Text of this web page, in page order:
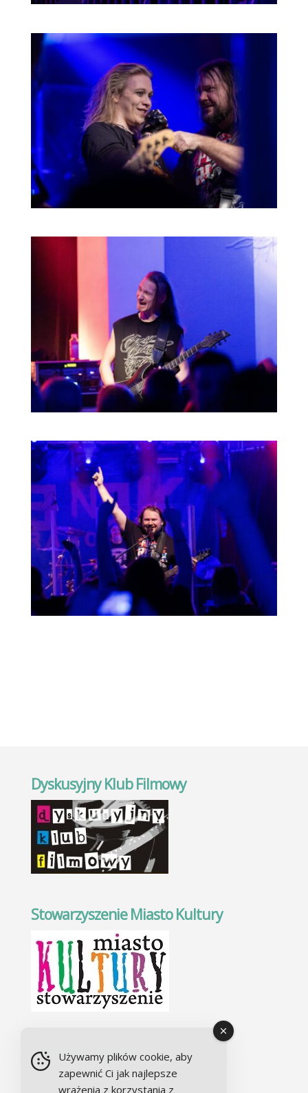
Dyskusyjny Klub Filmowy
Stowarzyszenie Miasto Kultury
Chór Alla camera
Używamy plików cookie, aby
zapewnić Ci jak najlepsze
wrażenia z korzystania z